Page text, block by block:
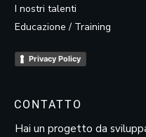
I nostri talenti
Educazione / Training
Privacy Policy
CONTATTO
Hai un progetto da